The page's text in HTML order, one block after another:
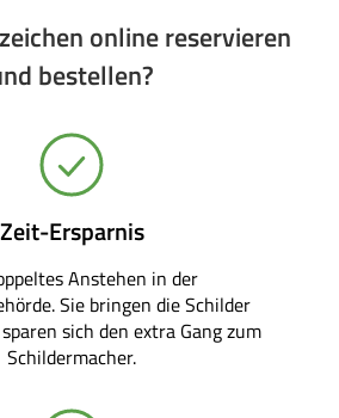
online reservieren
bestellen?
Zeit-Ersparnis
Anstehen in der
Sie bringen die Schilder
sich den extra Gang zum
Schildermacher.